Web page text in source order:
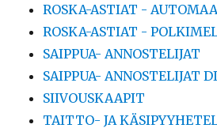
ROSKA-ASTIAT -
ROSKA-ASTIAT -
SAIPPUA- ANNOSTELIJAT
SAIPPUA- ANNOSTELIJAT
SIIVOUSKAAPIT
TAITTO- JA